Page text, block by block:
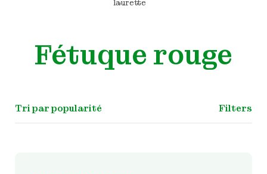
laurette
Fétuque rouge
Filters